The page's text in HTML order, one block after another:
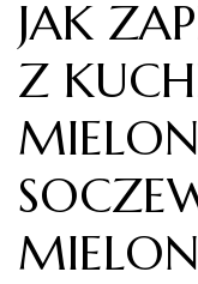
JAK
Z